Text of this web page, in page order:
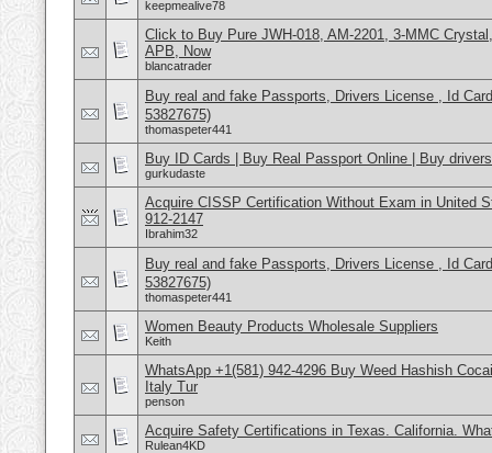
keepmealive78
Click to Buy Pure JWH-018, AM-2201, 3-MMC
APB, Now
blancatrader
Buy real and fake Passports, Drivers License , Id
53827675)
thomaspeter441
Buy ID Cards | Buy Real Passport Online | Buy
gurkudaste
Acquire CISSP Certification Without Exam in United
912-2147
Ibrahim32
Buy real and fake Passports, Drivers License , Id
53827675)
thomaspeter441
Women Beauty Products Wholesale Suppliers
Keith
WhatsApp +1(581) 942-4296 Buy Weed Hashish
Italy Tur
penson
Acquire Safety Certifications in Texas. California.
Rulean4KD